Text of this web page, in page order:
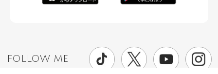
FOLLOW ME